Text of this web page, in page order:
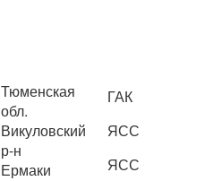
Тюменская
обл.
Викуловский
р-н
Ермаки
ГАК
ЯСС
ЯСС